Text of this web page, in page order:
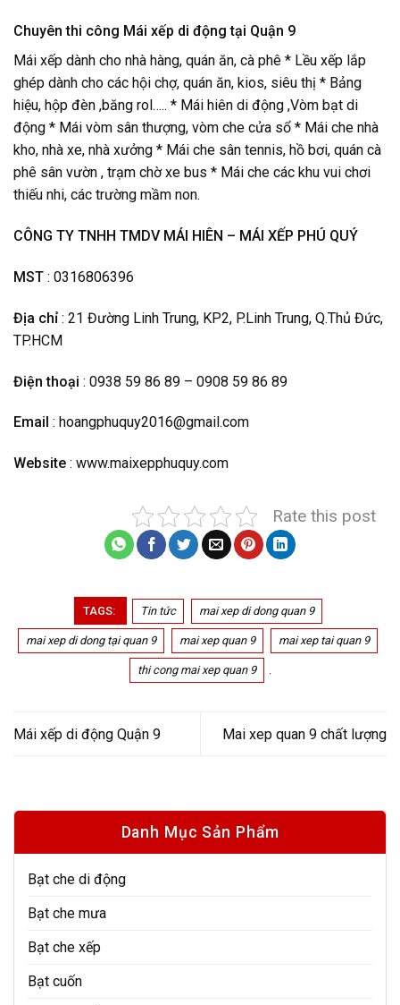
Danh Mục Sản Phẩm
Bạt che di động
Bạt che mưa
Bạt che xếp
Bạt cuốn
Chuyên thi công Mái xếp di động tại Quận 9
Mái xếp dành cho nhà hàng, quán ăn, cà phê * Lều xếp lắp
ghép dành cho các hội chợ, quán ăn, kios, siêu thị * Bảng
hiệu, hộp đèn ,băng rol….. * Mái hiên di động ,Vòm bạt di
động * Mái vòm sân thượng, vòm che cửa sổ * Mái che nhà
kho, nhà xe, nhà xưởng * Mái che sân tennis, hồ bơi, quán cà
phê sân vườn , trạm chờ xe bus * Mái che các khu vui chơi
thiếu nhi, các trường mầm non.
CÔNG TY TNHH TMDV MÁI HIÊN – MÁI XẾP PHÚ QUÝ
MST : 0316806396
Địa chỉ : 21 Đường Linh Trung, KP2, P.Linh Trung, Q.Thủ Đức,
TP.HCM
Điện thoại : 0938 59 86 89 – 0908 59 86 89
Email : hoangphuquy2016@gmail.com
Website : www.maixepphuquy.com
Rate this post
TAGS: Tin tức mai xep di dong quan 9
mai xep di dong tại quan 9 mai xep quan 9 mai xep tai quan 9
thi cong mai xep quan 9
Mái xếp di động Quận 9 Mai xep quan 9 chất lượng